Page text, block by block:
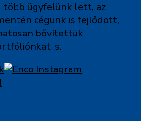
több ügyfelünk lett, az
cégünk is fejlődött,
bővítettük
is.